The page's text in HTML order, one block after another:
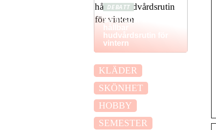
DEBATT
Så skapar du en
hållbar
hudvårdsrutin för
vintern
KLÄDER
SKÖNHET
HOBBY
SEMESTER